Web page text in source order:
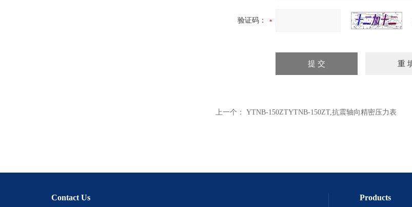
验证码：
上一个： YTNB-150ZTYTNB-150ZT,抗震轴向精密压力表
Contact Us Products